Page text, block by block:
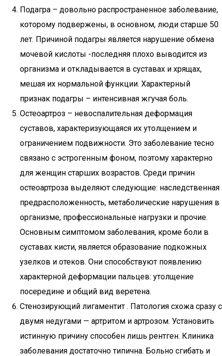
Подагра – довольно распространенное заболевание,
которому подвержены, в основном, люди старше 50
лет. Причиной подагры является нарушение обмена
мочевой кислоты -последняя плохо выводится из
организма и откладывается в суставах и хрящах,
мешая их нормальной функции. Характерный
признак подагры – интенсивная жгучая боль.
Остеоартроз – невоспалительная деформация
суставов, характеризующаяся их утолщением и
ограничением подвижности. Это заболевание тесно
связано с эстрогенным фоном, поэтому характерно
для женщин старших возрастов. Среди причин
остеоартроза выделяют следующие: наследственная
предрасположенность, метаболические нарушения в
организме, профессиональные нагрузки и прочие.
Основным симптомом заболевания, кроме боли в
суставах кисти, является образование подкожных
узелков и отеков. Они способствуют появлению
характерной деформации пальцев: утолщение
посередине и общий вид веретена.
Стенозирующий лигаментит . Патология схожа сразу с
двумя недугами — артритом и артрозом. Установить
истинную причину способен лишь рентген. Клиника
заболевания достаточно типична. Больно сгибать и